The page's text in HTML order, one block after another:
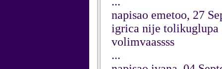
napisao emetoo, 27
igrica nije tolikuglupa
volimvaassss
...